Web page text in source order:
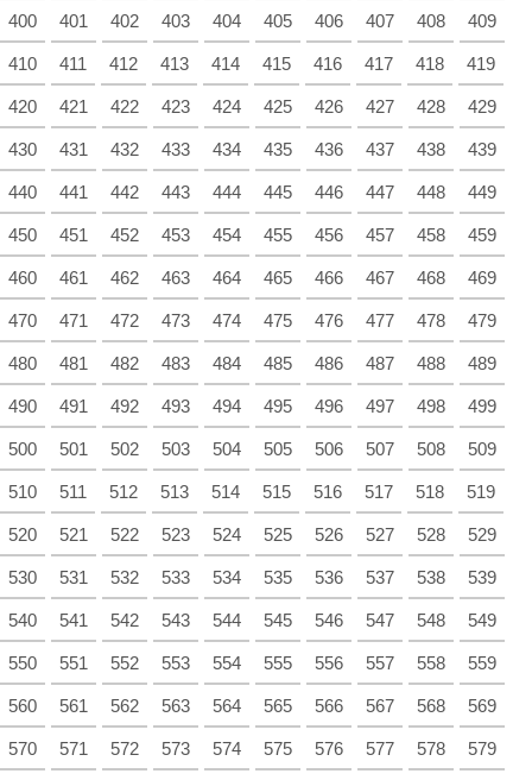
400 401 402 403 404 405 406 407 408 409
410 411 412 413 414 415 416 417 418 419
420 421 422 423 424 425 426 427 428 429
430 431 432 433 434 435 436 437 438 439
440 441 442 443 444 445 446 447 448 449
450 451 452 453 454 455 456 457 458 459
460 461 462 463 464 465 466 467 468 469
470 471 472 473 474 475 476 477 478 479
480 481 482 483 484 485 486 487 488 489
490 491 492 493 494 495 496 497 498 499
500 501 502 503 504 505 506 507 508 509
510 511 512 513 514 515 516 517 518 519
520 521 522 523 524 525 526 527 528 529
530 531 532 533 534 535 536 537 538 539
540 541 542 543 544 545 546 547 548 549
550 551 552 553 554 555 556 557 558 559
560 561 562 563 564 565 566 567 568 569
570 571 572 573 574 575 576 577 578 579